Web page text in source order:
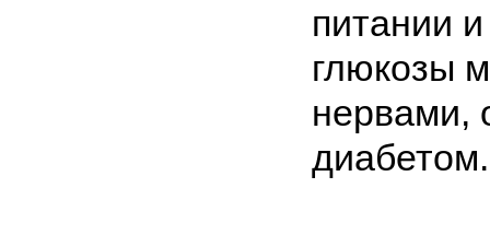
питании
глюкозы
нервами,
диабетом.